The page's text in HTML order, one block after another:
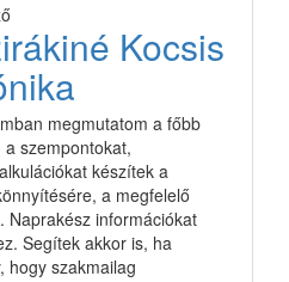
Kocsis
megmutatom a főbb
szempontokat,
készítek a
a megfelelő
Naprakész információkat
Segítek akkor is, ha
hogy szakmailag